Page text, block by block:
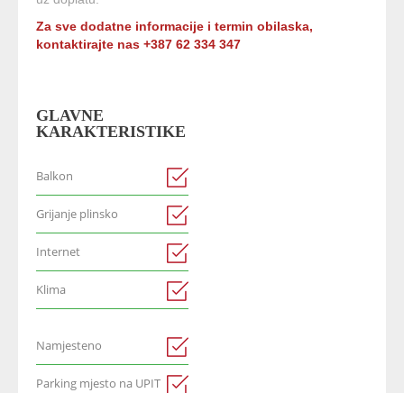
Za sve dodatne informacije i termin obilaska,
kontaktirajte nas +387 62 334 347
GLAVNE
KARAKTERISTIKE
Balkon
Grijanje plinsko
Internet
Klima
Namjesteno
Parking mjesto na UPIT